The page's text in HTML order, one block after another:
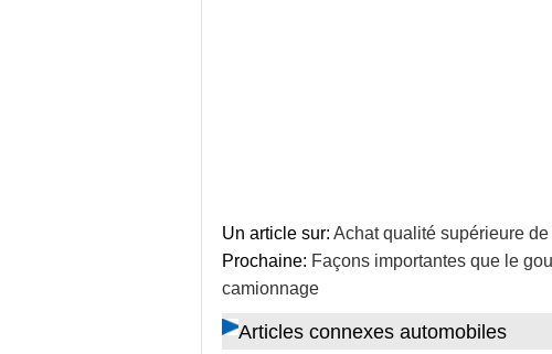
Un article sur: Achat qualité supérieure
Prochaine: Façons importantes que le
camionnage
Articles connexes automobiles